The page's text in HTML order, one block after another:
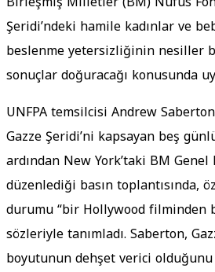
Şeridi’ndeki hamile kadınlar ve
beslenme yetersizliğinin nesiller
sonuçlar doğuracağı konusunda
UNFPA temsilcisi Andrew
Gazze Şeridi’ni kapsayan beş
ardından New York’taki BM Genel
düzenlediği basın toplantısında,
durumu “bir Hollywood filminden
sözleriyle tanımladı. Saberton,
boyutunun dehşet verici